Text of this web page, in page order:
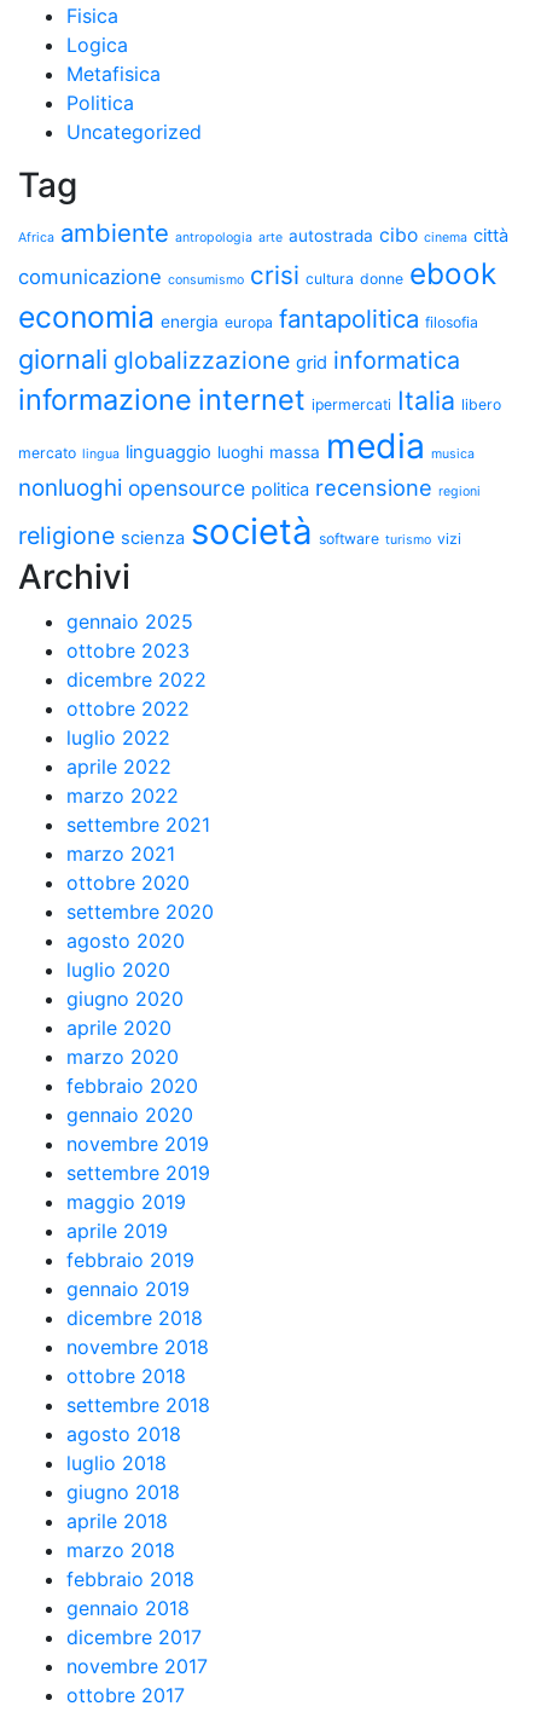
Fisica
Logica
Metafisica
Politica
Uncategorized
Tag
Africa ambiente antropologia arte autostrada cibo cinema città
comunicazione consumismo crisi cultura donne ebook
economia energia europa fantapolitica filosofia
giornali globalizzazione grid informatica
informazione internet ipermercati Italia libero
mercato lingua linguaggio luoghi massa media musica
nonluoghi opensource politica recensione regioni
religione scienza società software turismo vizi
Archivi
gennaio 2025
ottobre 2023
dicembre 2022
ottobre 2022
luglio 2022
aprile 2022
marzo 2022
settembre 2021
marzo 2021
ottobre 2020
settembre 2020
agosto 2020
luglio 2020
giugno 2020
aprile 2020
marzo 2020
febbraio 2020
gennaio 2020
novembre 2019
settembre 2019
maggio 2019
aprile 2019
febbraio 2019
gennaio 2019
dicembre 2018
novembre 2018
ottobre 2018
settembre 2018
agosto 2018
luglio 2018
giugno 2018
aprile 2018
marzo 2018
febbraio 2018
gennaio 2018
dicembre 2017
novembre 2017
ottobre 2017